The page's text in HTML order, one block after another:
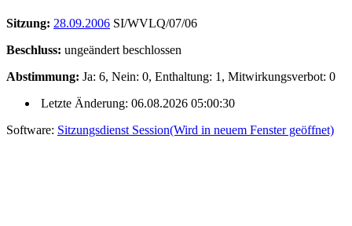
Sitzung: 28.09.2006 SI/WVLQ/07/06
Beschluss: ungeändert beschlossen
Abstimmung: Ja: 6, Nein: 0, Enthaltung: 1, Mitwirkungsverbot: 0
Letzte Änderung: 06.08.2026 05:00:30
Software: Sitzungsdienst Session(Wird in neuem Fenster geöffnet)